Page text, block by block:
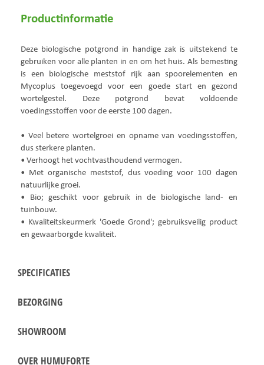
Productinformatie
Deze biologische potgrond in handige zak is uitstekend te
gebruiken voor alle planten in en om het huis. Als bemesting
is een biologische meststof rijk aan spoorelementen en
Mycoplus toegevoegd voor een goede start en gezond
wortelgestel. Deze potgrond bevat voldoende
voedingsstoffen voor de eerste 100 dagen.
• Veel betere wortelgroei en opname van voedingsstoffen,
dus sterkere planten.
• Verhoogt het vochtvasthoudend vermogen.
• Met organische meststof, dus voeding voor 100 dagen
natuurlijke groei.
• Bio; geschikt voor gebruik in de biologische land- en
tuinbouw.
• Kwaliteitskeurmerk 'Goede Grond'; gebruiksveilig product
en gewaarborgde kwaliteit.
SPECIFICATIES
BEZORGING
SHOWROOM
OVER HUMUFORTE